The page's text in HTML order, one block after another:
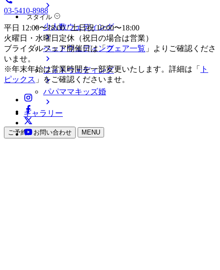
スタイル
少人数ウェディング
ペットウェディング
フォトウェディング
パパママキッズ婚
ギャラリー
ご予約・お問い合わせ MENU
03-5410-8988
平日 12:00〜18:00 / 土日祝 10:00〜18:00
火曜日・水曜日定休（祝日の場合は営業）
ブライダルフェア開催日は「フェア一覧 」よりご確認くださ
いませ。
※年末年始は営業時間を一部変更いたします。詳細は「
ト
ピックス 」をご確認くださいませ。